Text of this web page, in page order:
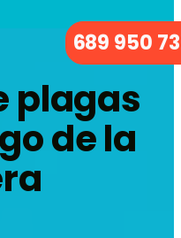
689 950
plagas
de la